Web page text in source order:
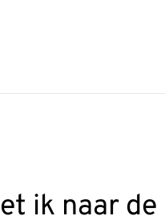
ik naar de